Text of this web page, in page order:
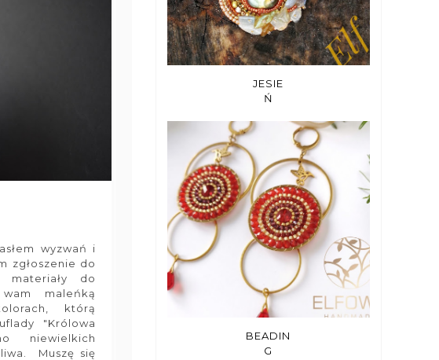
wyzwań i
zgłoszenie do
do
maleńką
którą
"Królowa
niewielkich
Muszę się
JESIE
Ń
BEADIN
G